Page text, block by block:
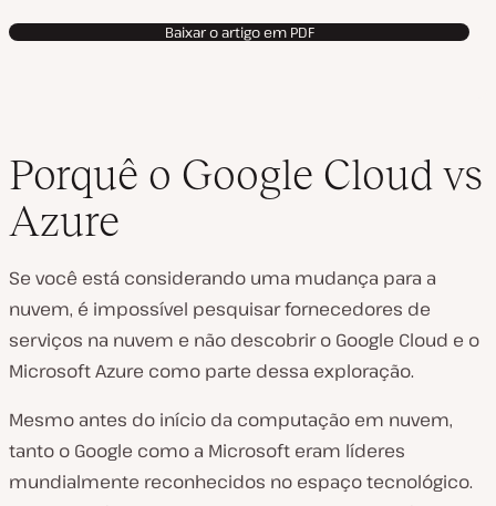
Baixar o artigo em PDF
Porquê o Google Cloud vs
Azure
Se você está considerando uma mudança para a
nuvem, é impossível pesquisar fornecedores de
serviços na nuvem e não descobrir o Google Cloud e o
Microsoft Azure como parte dessa exploração.
Mesmo antes do início da computação em nuvem,
tanto o Google como a Microsoft eram líderes
mundialmente reconhecidos no espaço tecnológico.